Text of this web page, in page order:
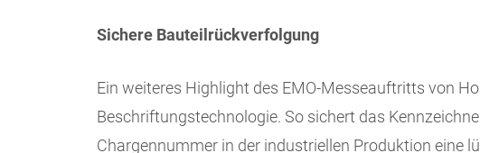
Sichere Bauteilrückverfolgung
Ein weiteres Highlight des EMO-Messeauftritts von
Beschriftungstechnologie. So sichert das
Chargennummer in der industriellen Produktion eine